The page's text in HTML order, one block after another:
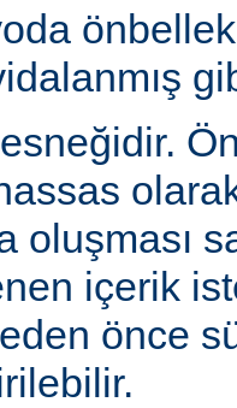
oluşması
içerik
önce